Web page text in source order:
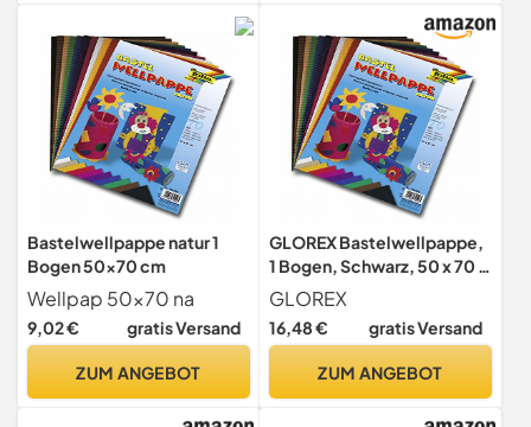
Bastelwellpappe natur 1
Bogen 50x70 cm
Wellpap 50x70 na
9,02 € gratis Versand
ZUM ANGEBOT
GLOREX Bastelwellpappe,
1 Bogen, Schwarz, 50 x 70 x
0.2 cm
GLOREX
16,48 € gratis Versand
ZUM ANGEBOT